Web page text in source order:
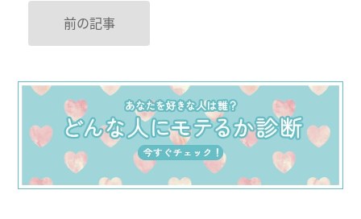
前の記事